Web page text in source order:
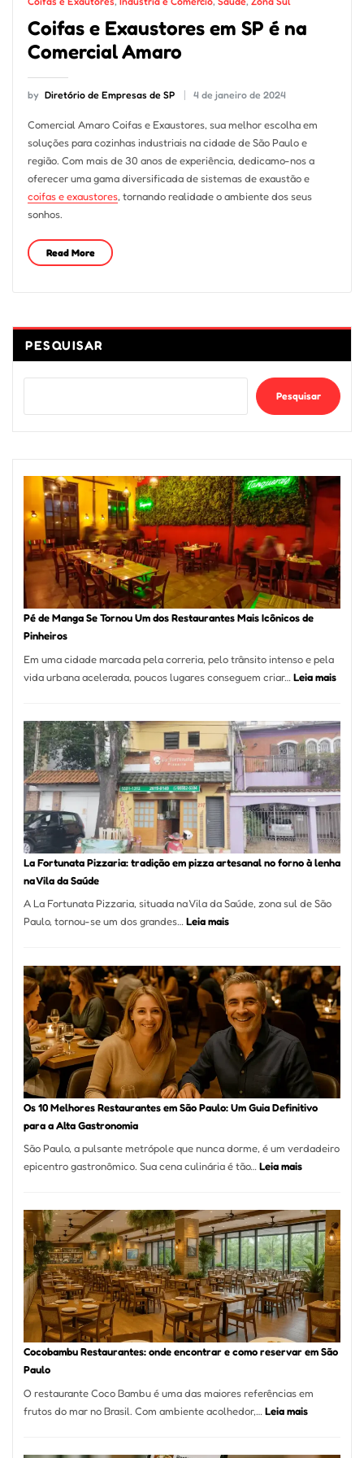
Coifas e Exaustores em SP é na
Comercial Amaro
by Diretório de Empresas de SP 4 de janeiro de 2024
Comercial Amaro Coifas e Exaustores, sua melhor escolha em
soluções para cozinhas industriais na cidade de São Paulo e
região. Com mais de 30 anos de experiência, dedicamo-nos a
oferecer uma gama diversificada de sistemas de exaustão e
coifas e exaustores, tornando realidade o ambiente dos seus
sonhos.
Read More
PESQUISAR
Pesquisar
Pé de Manga Se Tornou Um dos Restaurantes Mais Icônicos de
Pinheiros
Em uma cidade marcada pela correria, pelo trânsito intenso e pela
vida urbana acelerada, poucos lugares conseguem criar… Leia mais:
Se
Um
dos
Mais
La Fortunata Pizzaria: tradição em pizza artesanal no forno à lenha
na Vila da Saúde
A La Fortunata Pizzaria, situada na Vila da Saúde, zona sul de São
Paulo, tornou-se um dos grandes…Leia mais:
Pizzaria:
tradição
em
pizza
artesanal
forno
à
Vila
da
Os 10 Melhores Restaurantes em São Paulo: Um Guia Definitivo
para a Alta Gastronomia
São Paulo, a pulsante metrópole que nunca dorme, é um verdadeiro
epicentro gastronômico. Sua cena culinária é tão… Leia mais:
Melhores
Restaurantes
em
São
Paulo:
Um
Guia
Definitivo
Alta
Gastronomia
Cocobambu Restaurantes: onde encontrar e como reservar em São
Paulo
O restaurante Coco Bambu é uma das maiores referências em
frutos do mar no Brasil. Com ambiente acolhedor,… Leia mais: